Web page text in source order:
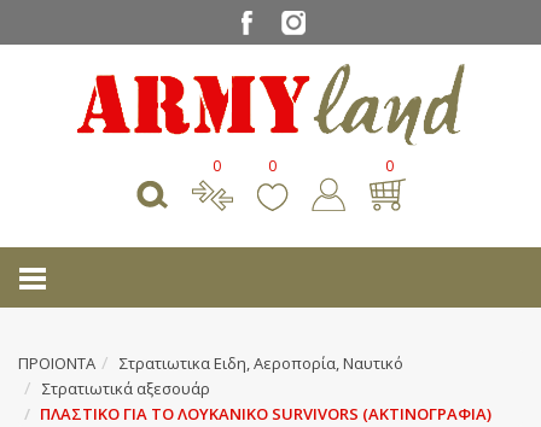
0 0 0
ΠΡΟΙΟΝΤΑ
Στρατιωτικα Ειδη, Αεροπορία, Ναυτικό
Στρατιωτικά αξεσουάρ
ΠΛΑΣΤΙΚΟ ΓΙΑ ΤΟ ΛΟΥΚΑΝΙΚΟ SURVIVORS (ΑΚΤΙΝΟΓΡΑΦΙΑ)